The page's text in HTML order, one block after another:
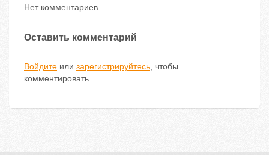
Нет комментариев
Оставить комментарий
Войдите или зарегистрируйтесь, чтобы
комментировать.